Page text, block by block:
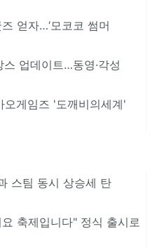
얻자…‘모코코 썸머
스 업데이트…동영·각성
오게임즈 '도깨비의세계'
스팀 동시 상승세 탄
축제입니다" 정식 출시로